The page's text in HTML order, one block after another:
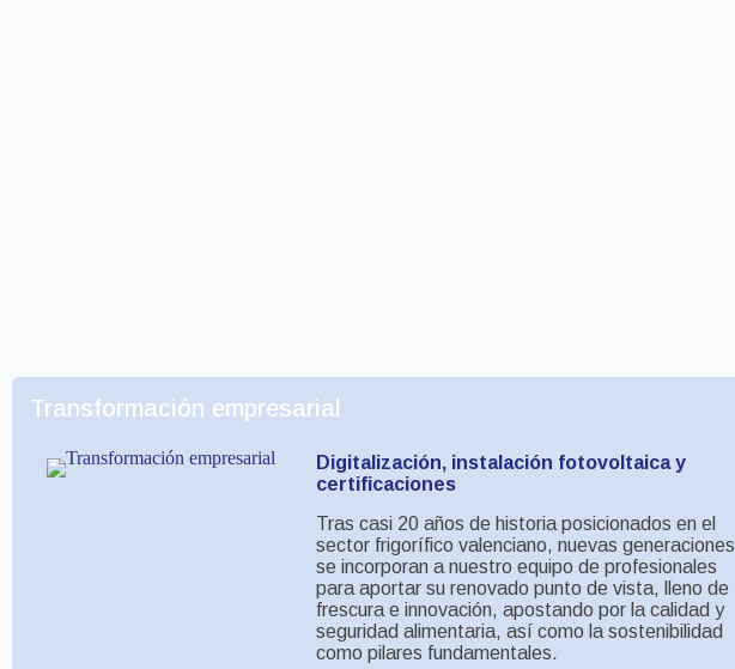
Transformación empresarial
Digitalización, instalación fotovoltaica y
certificaciones
Tras casi 20 años de historia posicionados en el
sector frigorífico valenciano, nuevas generaciones
se incorporan a nuestro equipo de profesionales
para aportar su renovado punto de vista, lleno de
frescura e innovación, apostando por la calidad y
seguridad alimentaria, así como la sostenibilidad
como pilares fundamentales.